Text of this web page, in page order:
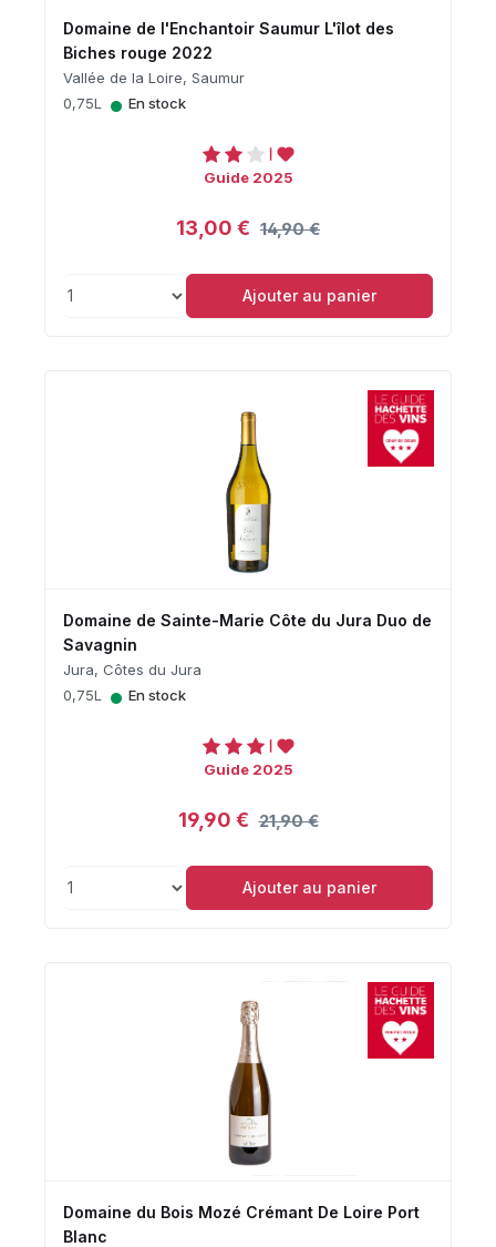
Domaine de l'Enchantoir Saumur L'îlot des
Biches rouge 2022
Vallée de la Loire, Saumur
0,75L
• En stock
Guide 2025
13,00 € 14,90 €
Ajouter au panier
Domaine de Sainte-Marie Côte du Jura Duo de
Savagnin
Jura, Côtes du Jura
0,75L
• En stock
Guide 2025
19,90 € 21,90 €
Ajouter au panier
Domaine du Bois Mozé Crémant De Loire Port
Blanc